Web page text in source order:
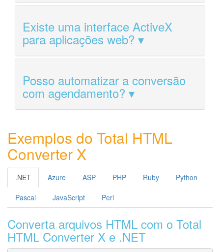
Existe uma interface ActiveX
para aplicações web?
Posso automatizar a conversão
com agendamento?
Exemplos do Total HTML
Converter X
.NET Azure ASP PHP Ruby Python
Pascal JavaScript Perl
Converta arquivos HTML com o Total
HTML Converter X e .NET